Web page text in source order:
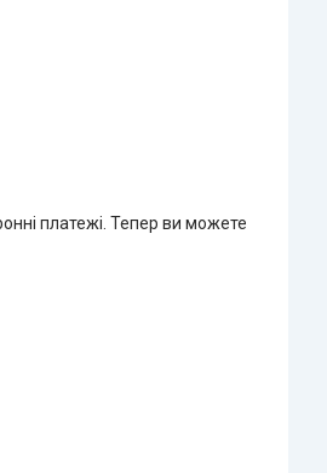
платежі. Тепер ви можете